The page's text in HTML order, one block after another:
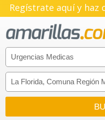
Regístrate aquí y haz